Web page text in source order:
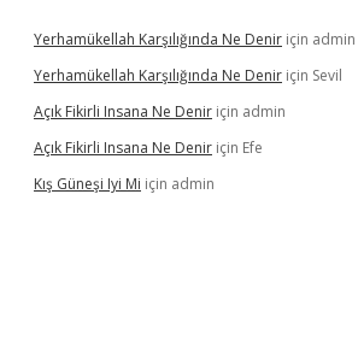
Yerhamükellah Karşılığında Ne Denir için admin
Yerhamükellah Karşılığında Ne Denir için Sevil
Açık Fikirli Insana Ne Denir için admin
Açık Fikirli Insana Ne Denir için Efe
Kış Güneşi Iyi Mi için admin